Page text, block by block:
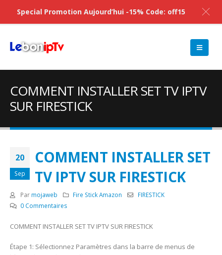
COMMENT INSTALLER SET TV IPTV
SUR FIRESTICK
20
Sep
COMMENT INSTALLER SET
TV IPTV SUR FIRESTICK
Par mojaweb Fire Stick Amazon
FIRESTICK
0 Commentaires
COMMENT INSTALLER SET TV IPTV SUR FIRESTICK
Étape 1: Sélectionnez Paramètres dans la barre de menus de
Special Promotion Aujourd’hui -15% Code: off15